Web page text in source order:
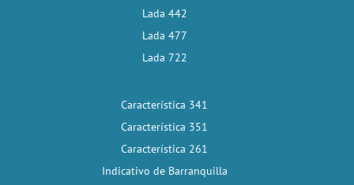
Lada 442
Lada 477
Lada 722
Característica 341
Característica 351
Característica 261
Indicativo de Barranquilla